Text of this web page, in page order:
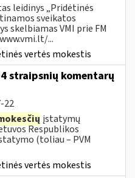
leidinys „Pridėtinės
sveikatos
skelbiamas VMI prie FM
...
vertės mokestis
straipsnių komentarų
22
įstatymų
Respublikos
(toliau – PVM
vertės mokestis